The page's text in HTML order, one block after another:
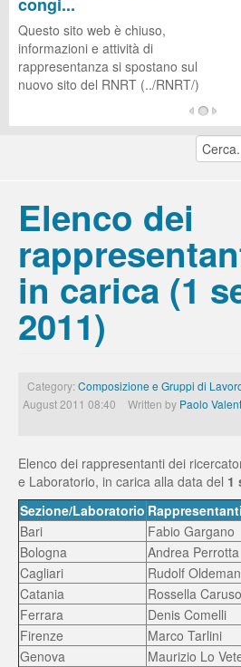
Questo sito web è chiuso,
informazioni e attività di
rappresentanza si spostano sul
nuovo sito del RNRT (../RNRT/)
Elenco dei
in carica (1
2011)
Category: Composizione e Gruppi di
August 2011 08:40
Written by Paolo
Elenco dei rappresentanti dei
e Laboratorio, in carica alla data del 1
Sezione/Laboratorio
Bari
Fabio Gargano
Bologna
Andrea Perrotta
Cagliari
Rudolf Oldeman
Catania
Rossella Caruso
Ferrara
Denis Comelli
Firenze
Marco Tarlini
Genova
Maurizio Lo
CUG